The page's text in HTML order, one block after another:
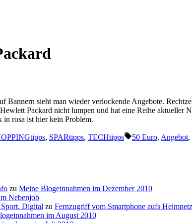
Bannern sieht man wieder verlockende Angebote.
Packard nicht lumpen und hat eine Reihe
in rosa ist hier kein Problem.
, SPARtipps, TECHtipps Schlagwörter:
50 Euro, Angebot,
zu Meine Blogeinnahmen im Dezember 2010
Nebenjob
Sport. Digital zu Fernzugriff vom Smartphone aufs Heimnetz
im August 2010